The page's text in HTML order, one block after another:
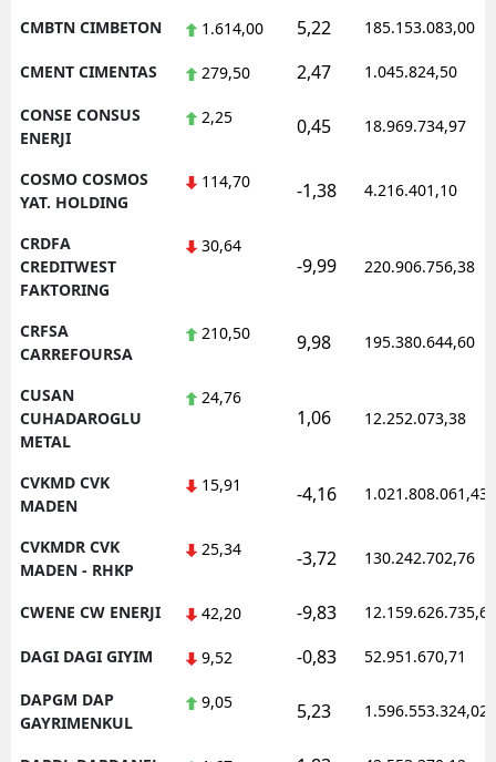
CMBTN CIMBETON 1.614,00 5,22 185.153.083,00
CMENT CIMENTAS 279,50 2,47 1.045.824,50
CONSE CONSUS
ENERJI
2,25 0,45 18.969.734,97
COSMO COSMOS
YAT. HOLDING
114,70 -1,38 4.216.401,10
CRDFA
CREDITWEST
FAKTORING
30,64
-9,99 220.906.756,38
CRFSA
CARREFOURSA
210,50 9,98 195.380.644,60
CUSAN
CUHADAROGLU
METAL
24,76
1,06 12.252.073,38
CVKMD CVK
MADEN
15,91 -4,16 1.021.808.061,43
CVKMDR CVK
MADEN - RHKP
25,34 -3,72 130.242.702,76
CWENE CW ENERJI 42,20 -9,83 12.159.626.735,62
DAGI DAGI GIYIM 9,52 -0,83 52.951.670,71
DAPGM DAP
GAYRIMENKUL
9,05 5,23 1.596.553.324,02